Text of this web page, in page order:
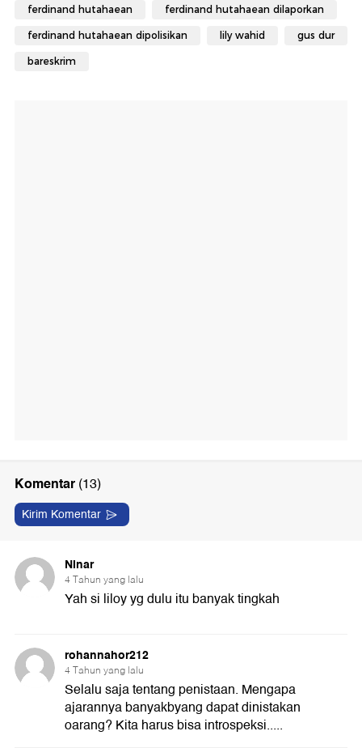
ferdinand hutahaean ferdinand hutahaean dilaporkan
ferdinand hutahaean dipolisikan lily wahid gus dur
bareskrim